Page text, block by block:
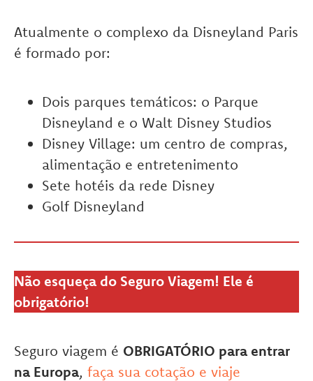
Atualmente o complexo da Disneyland Paris
é formado por:
Dois parques temáticos: o Parque
Disneyland e o Walt Disney Studios
Disney Village: um centro de compras,
alimentação e entretenimento
Sete hotéis da rede Disney
Golf Disneyland
Não esqueça do Seguro Viagem! Ele é
obrigatório!
Seguro viagem é OBRIGATÓRIO para entrar
na Europa, faça sua cotação e viaje